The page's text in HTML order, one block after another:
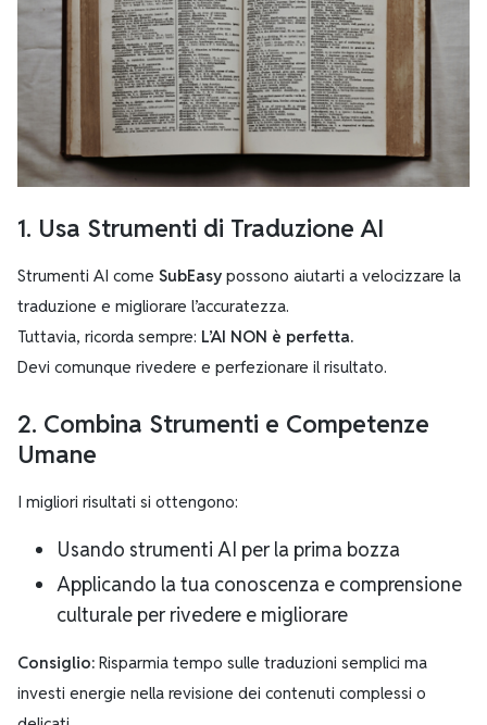
1. Usa Strumenti di Traduzione AI
Strumenti AI come SubEasy possono aiutarti a velocizzare la
traduzione e migliorare l’accuratezza.
Tuttavia, ricorda sempre: L’AI NON è perfetta.
Devi comunque rivedere e perfezionare il risultato.
2. Combina Strumenti e Competenze
Umane
I migliori risultati si ottengono:
Usando strumenti AI per la prima bozza
Applicando la tua conoscenza e comprensione
culturale per rivedere e migliorare
Consiglio: Risparmia tempo sulle traduzioni semplici ma
investi energie nella revisione dei contenuti complessi o